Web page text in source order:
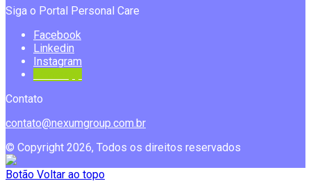
Siga o Portal Personal Care
Facebook
Linkedin
Instagram
Contato
contato@nexumgroup.com.br
© Copyright 2026, Todos os direitos reservados
Botão Voltar ao topo